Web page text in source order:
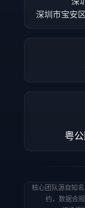
深圳市宝安
粤
核心团队源自知
约，数据合